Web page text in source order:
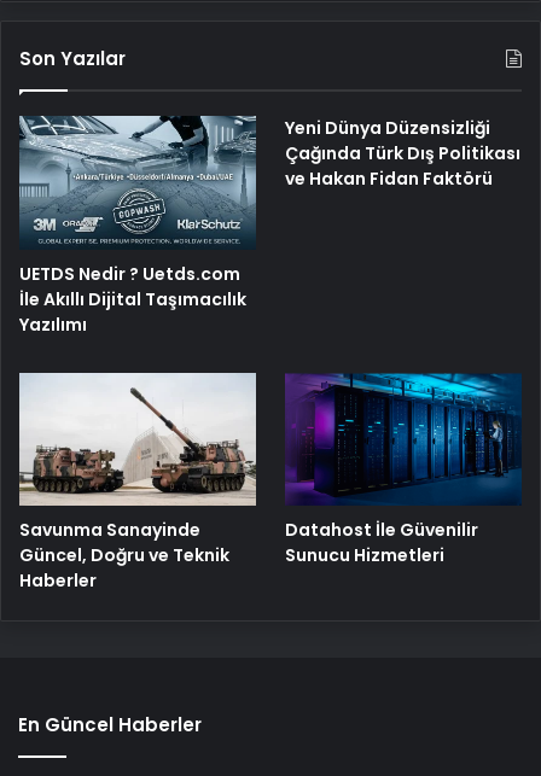
Son Yazılar
UETDS Nedir ? Uetds.com
İle Akıllı Dijital Taşımacılık
Yazılımı
Yeni Dünya Düzensizliği
Çağında Türk Dış Politikası
ve Hakan Fidan Faktörü
Savunma Sanayinde
Güncel, Doğru ve Teknik
Haberler
Datahost İle Güvenilir
Sunucu Hizmetleri
En Güncel Haberler